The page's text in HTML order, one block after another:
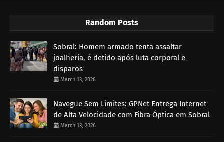
Random Posts
Sobral: Homem armado tenta assaltar
joalheria, é detido após luta corporal e
disparos
March 13, 2026
Navegue Sem Limites: GPNet Entrega Internet
de Alta Velocidade com Fibra Óptica em Sobral
March 13, 2026